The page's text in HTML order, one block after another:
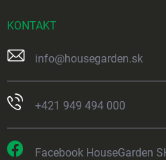
KONTAKT
info@housegarden.sk
+421 949 494 000
Facebook HouseGarden